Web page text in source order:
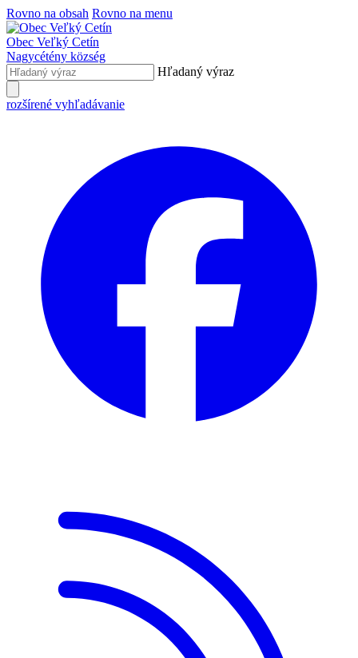
Rovno na obsah Rovno na menu
Obec Veľký Cetín
Nagycétény község
Hľadaný výraz
rozšírené vyhľadávanie